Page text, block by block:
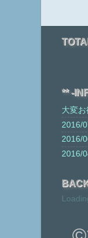
** -
大変お
2016/
2016/
2016/